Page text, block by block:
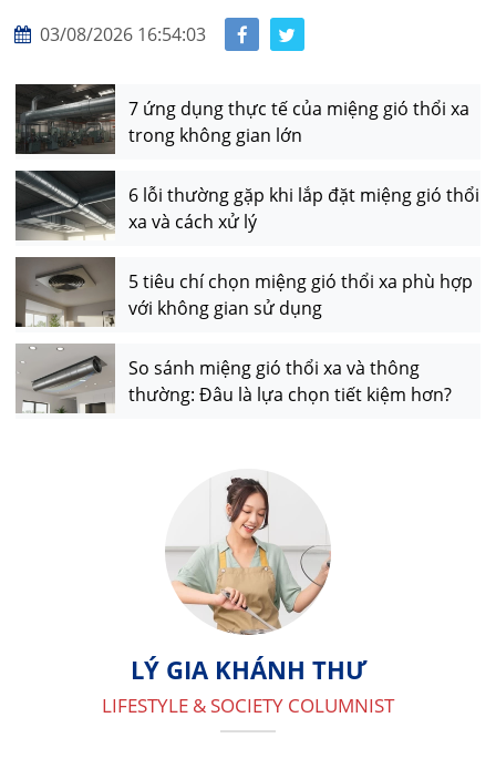
03/08/2026 16:54:03
7 ứng dụng thực tế của miệng gió thổi xa
trong không gian lớn
6 lỗi thường gặp khi lắp đặt miệng gió thổi
xa và cách xử lý
5 tiêu chí chọn miệng gió thổi xa phù hợp
với không gian sử dụng
So sánh miệng gió thổi xa và thông
thường: Đâu là lựa chọn tiết kiệm hơn?
LÝ GIA KHÁNH THƯ
LIFESTYLE & SOCIETY COLUMNIST